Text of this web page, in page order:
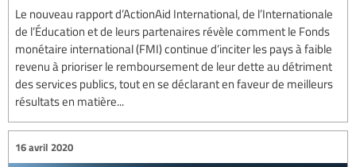
Le nouveau rapport d’ActionAid International, de l’Internationale
de l’Éducation et de leurs partenaires révèle comment le Fonds
monétaire international (FMI) continue d’inciter les pays à faible
revenu à prioriser le remboursement de leur dette au détriment
des services publics, tout en se déclarant en faveur de meilleurs
résultats en matière...
16 avril 2020